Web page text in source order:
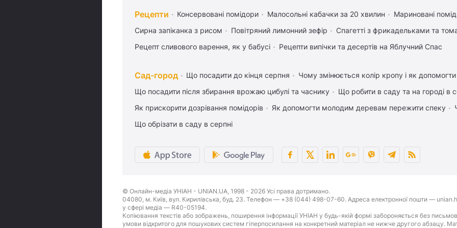
Рецепти Консервовані помідори Малосольні кабачки за 20 хвилин
Мариновані
Сирна запіканка з рисом
Повітряний лимонний зефір
Спагетті з фрикадельками та
Рецепт сливового варення, як у бабусі
Рецепти випічки та десертів на Яблучний Спас
Сад-город Що посадити до кінця серпня
Чому змінюється колір кропу і як допомогти
Що посадити після збирання врожаю цибулі та часнику
Що робити в саду та на городі в
Як прискорити дозрівання помідорів
Як допомогти молодим деревам пережити спеку
Що обрізати в саду в серпні
© Онлайн-медіа УНІАН - UNIAN.UA, 1998 - 2026 Усі права дотримано.
04080, м. Київ, вул. Кирилівська, буд. 23. Телефон — +38 (044) 498-07-60. Адреса електронної пошти —
у сфері медіа — R40-05194.
Копіювання текстів або зображень, поширення інформації УНІАН у будь-якій формі забороняється без
умови відкритого для пошукових систем гіперпосилання на конкретний матеріал не нижче другого абзацу.